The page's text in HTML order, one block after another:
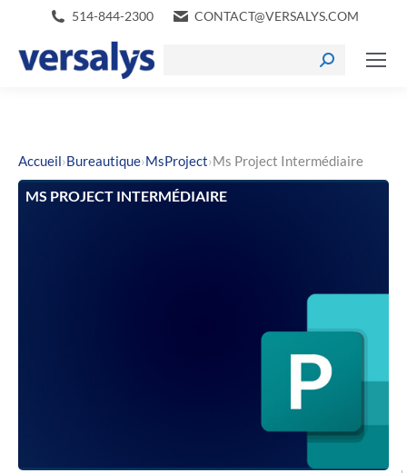
514-844-2300 CONTACT@VERSALYS.COM
Accueil›Bureautique›MsProject›Ms Project Intermédiaire
MS PROJECT INTERMÉDIAIRE